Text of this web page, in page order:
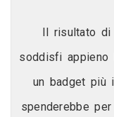
Il risultato
soddisfi appieno
un badget più
spenderebbe